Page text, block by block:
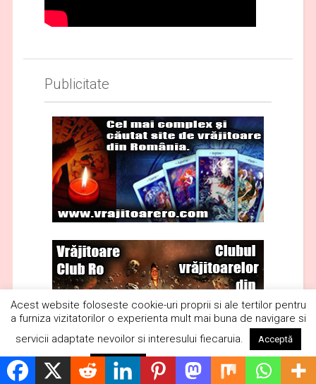
Publicitate
Acest website foloseste cookie-uri proprii si ale tertilor pentru
a furniza vizitatorilor o experienta mult mai buna de navigare si
servicii adaptate nevoilor si interesului fiecaruia.
Acceptă
Respinge Citește mai mult